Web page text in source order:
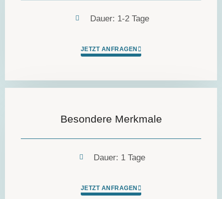
Dauer: 1-2 Tage
JETZT ANFRAGEN
Besondere Merkmale
Dauer: 1 Tage
JETZT ANFRAGEN